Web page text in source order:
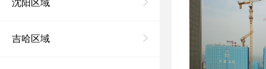
沈阳区域
吉哈区域